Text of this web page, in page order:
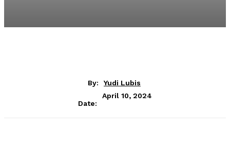
By: Yudi Lubis
Date:
April 10, 2024